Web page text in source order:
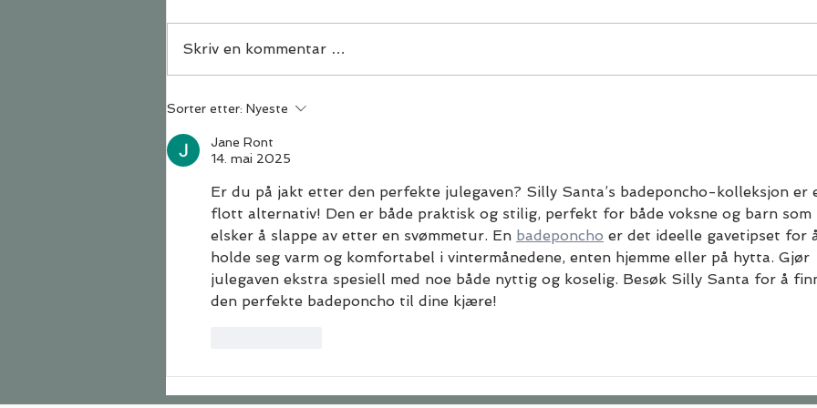
Rom for yoga - rom for
En reise på hendene
Skriv en kommentar …
Sorter etter: Nyeste
Jane Ront
14. mai 2025
Er du på jakt etter den perfekte julegaven? Silly Santa’s badeponcho-kolleksjon er
flott alternativ! Den er både praktisk og stilig, perfekt for både voksne og barn som
elsker å slappe av etter en svømmetur. En badeponcho er det ideelle gavetipset for
holde seg varm og komfortabel i vintermånedene, enten hjemme eller på hytta. Gjør
julegaven ekstra spesiell med noe både nyttig og koselig. Besøk Silly Santa for å
den perfekte badeponcho til dine kjære!